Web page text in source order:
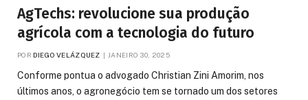
AgTechs: revolucione sua produção
agrícola com a tecnologia do futuro
POR DIEGO VELÁZQUEZ JANEIRO 30, 2025
Conforme pontua o advogado Christian Zini Amorim, nos
últimos anos, o agronegócio tem se tornado um dos setores